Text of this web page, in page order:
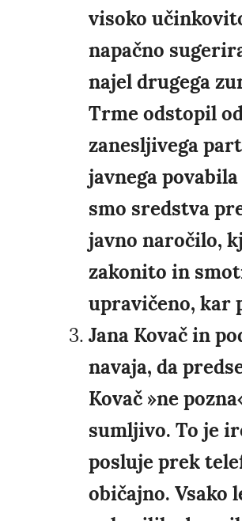
visoko
napačno
najel drugega
Trme odstopil
zanesljivega
javnega
smo sredstva
javno naročilo,
zakonito in
upravičeno, kar
Jana Kovač in
navaja, da
Kovač »ne
sumljivo. To je
posluje prek
običajno. Vsako